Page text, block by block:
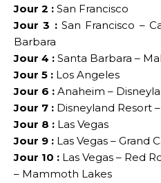
Jour 2 : San Francisco
Jour 3 :San Francisco –
Barbara
Jour 4 : Santa Barbara –
Jour 5 : Los Angeles
Jour 6 : Anaheim –
Jour 7 : Disneyland Resort
Jour 8 : Las Vegas
Jour 9 : Las Vegas – Grand
Jour 10 : Las Vegas – Red
– Mammoth Lakes